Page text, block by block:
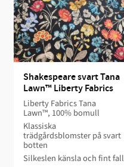
Shakespeare svart Tana
Lawn™ Liberty Fabrics
Liberty Fabrics Tana
Lawn™, 100% bomull
Klassiska
trädgårdsblomster på svart
botten
Silkeslen känsla och fint fall